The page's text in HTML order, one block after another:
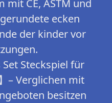
mit CE, ASTM und
ecken
der kinder vor
Set Steckspiel für
– Verglichen mit
besitzen